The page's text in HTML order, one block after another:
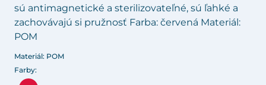
sú antimagnetické a sterilizovateľné, sú ľahké a
zachovávajú si pružnosť Farba: červená Materiál:
POM
Materiál: POM
Farby: